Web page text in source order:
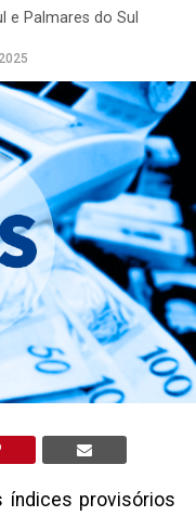
e Palmares do Sul
índices provisórios